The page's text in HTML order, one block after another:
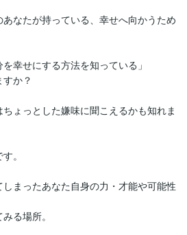
なたが持っている、幸せへ向かうため
幸せにする方法を知っている」
か？
ょっとした嫌味に聞こえるかも知れま
。
まったあなた自身の力・才能や可能性
る場所。